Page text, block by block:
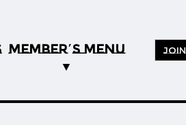
MEMBER’S MENU JOIN